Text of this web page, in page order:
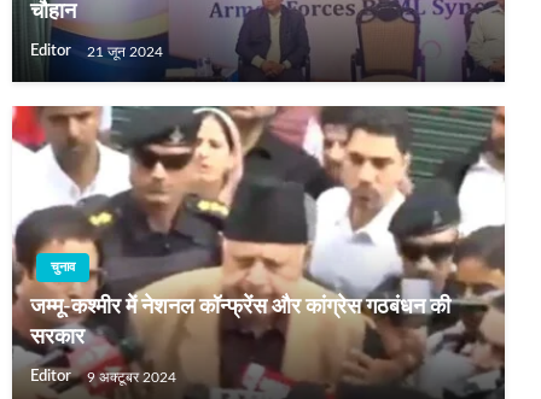
चौहान
Editor 21 जून 2024
चुनाव
जम्मू-कश्मीर में नेशनल कॉन्फ्रेंस और कांग्रेस गठबंधन की
सरकार
Editor 9 अक्टूबर 2024